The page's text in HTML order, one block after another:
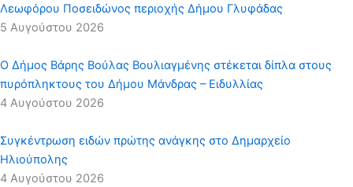
Λεωφόρου Ποσειδώνος περιοχής Δήμου Γλυφάδας
5 Αυγούστου 2026
Ο Δήμος Βάρης Βούλας Βουλιαγμένης στέκεται δίπλα στους
πυρόπληκτους του Δήμου Μάνδρας – Ειδυλλίας
4 Αυγούστου 2026
Συγκέντρωση ειδών πρώτης ανάγκης στο Δημαρχείο
Ηλιούπολης
4 Αυγούστου 2026